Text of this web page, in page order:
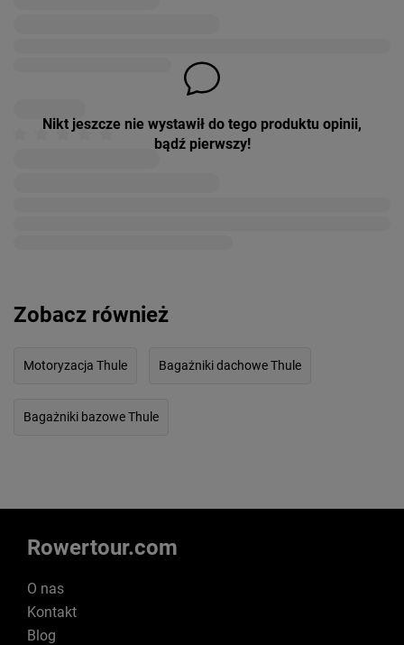
Nikt jeszcze nie wystawił do tego produktu opinii,
bądź pierwszy!
Zobacz również
Motoryzacja Thule Bagażniki dachowe Thule
Bagażniki bazowe Thule
Rowertour.com
O nas
Kontakt
Blog